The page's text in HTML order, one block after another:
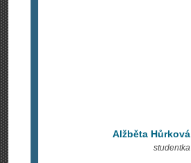
Alžběta Hůrková
studentka